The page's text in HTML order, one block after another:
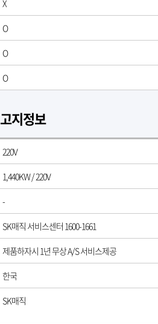
X
O
O
O
고지정보
220V
1,440KW / 220V
-
SK매직 서비스센터 1600-1661
제품하자시 1년 무상 A/S 서비스제공
한국
SK매직